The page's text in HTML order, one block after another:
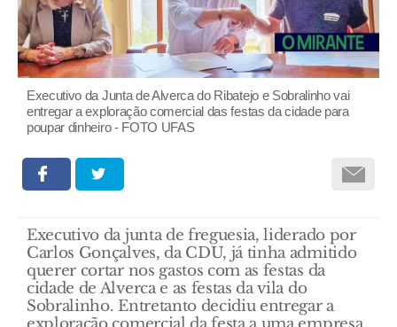
Executivo da Junta de Alverca do Ribatejo e Sobralinho vai
entregar a exploração comercial das festas da cidade para
poupar dinheiro - FOTO UFAS
Executivo da junta de freguesia, liderado por
Carlos Gonçalves, da CDU, já tinha admitido
querer cortar nos gastos com as festas da
cidade de Alverca e as festas da vila do
Sobralinho. Entretanto decidiu entregar a